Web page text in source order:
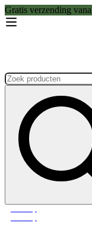
Gratis verzending
Zoeken: